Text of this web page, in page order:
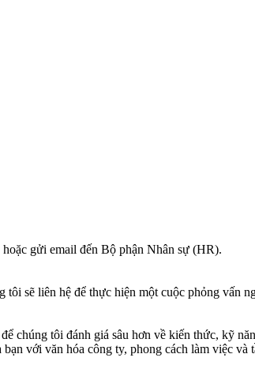
gửi email đến Bộ phận Nhân sự (HR).
sẽ liên hệ để thực hiện một cuộc phỏng vấn
chúng tôi đánh giá sâu hơn về kiến thức, kỹ
với văn hóa công ty, phong cách làm việc và